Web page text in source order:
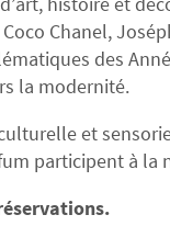
Chanel,
des
la modernité.
et
participent à la